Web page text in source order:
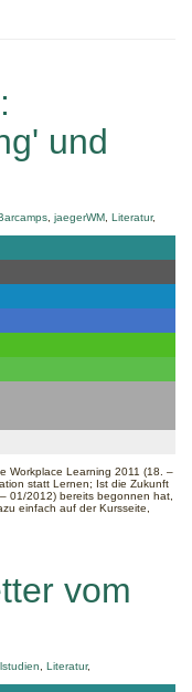
und
jaegerWM Literatur,
Workplace Learning 2011 (18. –
statt Lernen; Ist die Zukunft
01/2012) bereits begonnen hat,
einfach auf der Kursseite,
vom
Literatur,